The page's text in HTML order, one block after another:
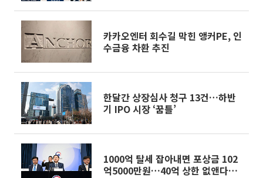
카카오엔터 회수길 막힌 앵커PE, 인
수금융 차환 추진
한달간 상장심사 청구 13건…하반
기 IPO 시장 ‘꿈틀’
1000억 탈세 잡아내면 포상금 102
억5000만원…40억 상한 없앤다